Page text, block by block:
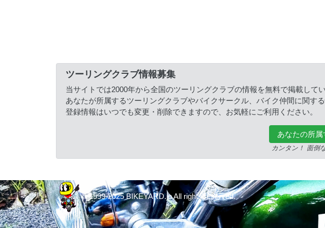
ツーリングクラブ情報募集
当サイトでは2000年から全国のツーリングクラブの情報を無料で掲載してい
あなたが所属するツーリングクラブやバイクサークル、バイク仲間に関す
登録情報はいつでも変更・削除できますので、お気軽にご利用ください。
あなたの所
カンタン！ 面倒
© 1999-2025 BIKEYARD.jp All rights reserved.